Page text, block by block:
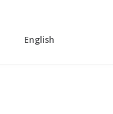
English